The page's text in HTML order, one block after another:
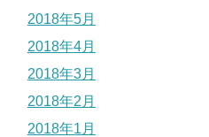
2018年5月
2018年4月
2018年3月
2018年2月
2018年1月